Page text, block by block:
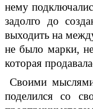
нему
задолго до
выходить на
не было марки,
которая
Своими
поделился со